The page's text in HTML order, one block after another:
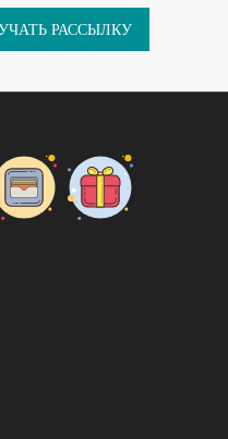
РАССЫЛКУ